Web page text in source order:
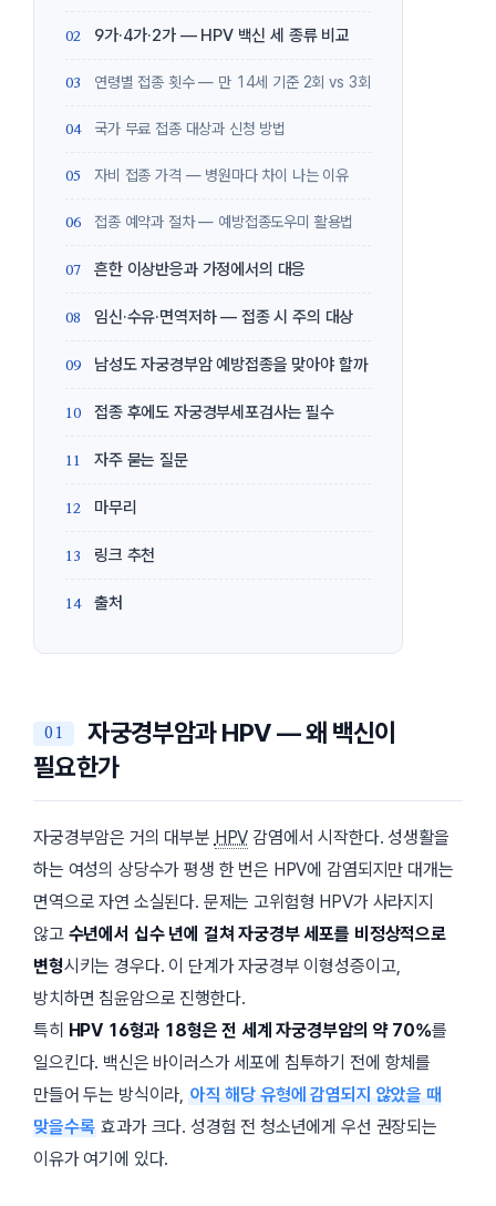
9가·4가·2가 — HPV 백신 세 종류 비교
연령별 접종 횟수 — 만 14세 기준 2회 vs 3회
국가 무료 접종 대상과 신청 방법
자비 접종 가격 — 병원마다 차이 나는 이유
접종 예약과 절차 — 예방접종도우미 활용법
흔한 이상반응과 가정에서의 대응
임신·수유·면역저하 — 접종 시 주의 대상
남성도 자궁경부암 예방접종을 맞아야 할까
접종 후에도 자궁경부세포검사는 필수
자주 묻는 질문
마무리
링크 추천
출처
자궁경부암과 HPV — 왜 백신이
필요한가
자궁경부암은 거의 대부분 HPV 감염에서 시작한다. 성생활을
하는 여성의 상당수가 평생 한 번은 HPV에 감염되지만 대개는
면역으로 자연 소실된다. 문제는 고위험형 HPV가 사라지지
않고 수년에서 십수 년에 걸쳐 자궁경부 세포를 비정상적으로
변형시키는 경우다. 이 단계가 자궁경부 이형성증이고,
방치하면 침윤암으로 진행한다.
특히 HPV 16형과 18형은 전 세계 자궁경부암의 약 70%를
일으킨다. 백신은 바이러스가 세포에 침투하기 전에 항체를
만들어 두는 방식이라, 아직 해당 유형에 감염되지 않았을 때
맞을수록 효과가 크다. 성경험 전 청소년에게 우선 권장되는
이유가 여기에 있다.